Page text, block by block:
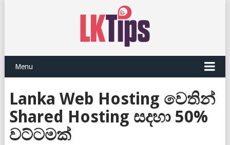
Menu
Lanka Web Hosting වෙතින්
Shared Hosting සදහා 50%
වට්ටමක්